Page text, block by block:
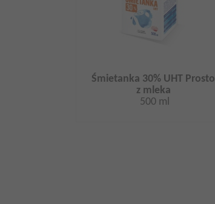
Śmietanka 30% UHT Prosto
z mleka
500 ml